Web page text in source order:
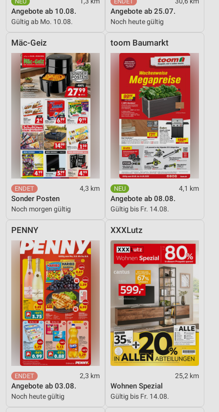
Angebote ab 10.08.
Gültig ab Mo. 10.08.
Angebote ab 25.07.
Noch heute gültig
Mäc-Geiz
4,3 km
Sonder Posten
Noch morgen gültig
toom Baumarkt
4,1 km
Angebote ab 08.08.
Gültig bis Fr. 14.08.
PENNY
2,3 km
Angebote ab 03.08.
Noch heute gültig
XXXLutz
25,2 km
Wohnen Spezial
Gültig bis Fr. 14.08.